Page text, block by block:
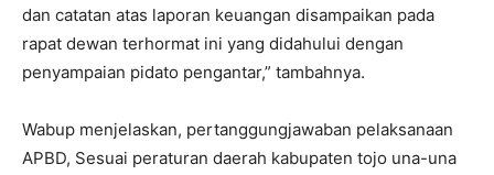
dan catatan atas laporan keuangan disampaikan pada
rapat dewan terhormat ini yang didahului dengan
penyampaian pidato pengantar,” tambahnya.
Wabup menjelaskan, pertanggungjawaban pelaksanaan
APBD, Sesuai peraturan daerah kabupaten tojo una-una